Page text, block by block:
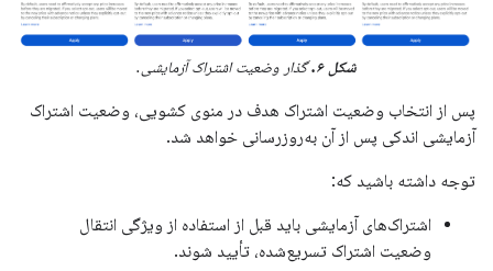
شکل ۶. گذار وضعیت اشتراک آزمایشی.
پس از انتخاب وضعیت اشتراک هدف در منوی کشویی، وضعیت اشتراک
آزمایشی اندکی پس از آن به‌روزرسانی خواهد شد.
توجه داشته باشید که:
اشتراک‌های آزمایشی باید قبل از استفاده از ویژگی انتقال
وضعیت اشتراک تسریع‌شده، تأیید شوند.